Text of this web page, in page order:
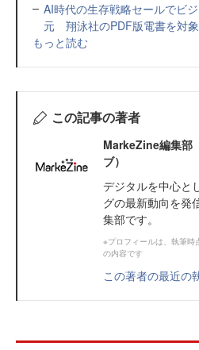
AI時代の生存戦略セールでビ
元 翔泳社のPDF版電書を対
もっと読む
この記事の著者
MarkeZine編集部
ブ）
デジタルを中心と
グの最新動向を発
集部です。
※プロフィールは、執筆時
の内容です
この著者の最近の